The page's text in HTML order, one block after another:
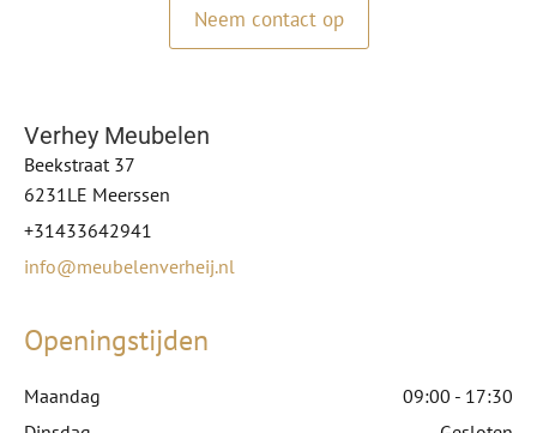
Neem contact op
Verhey Meubelen
Beekstraat 37
6231LE Meerssen
+31433642941
info@meubelenverheij.nl
Openingstijden
Maandag
09:00 - 17:30